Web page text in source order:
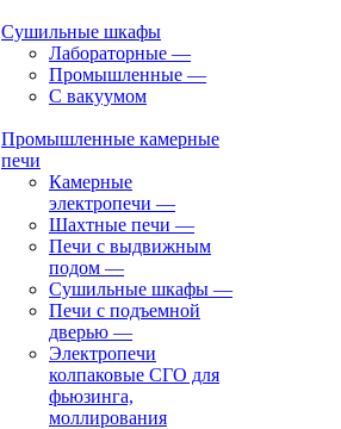
Сушильные шкафы
Лабораторные —
Промышленные —
С вакуумом
Промышленные камерные
печи
Камерные
электропечи —
Шахтные печи —
Печи с выдвижным
подом —
Сушильные шкафы —
Печи с подъемной
дверью —
Электропечи
колпаковые СГО для
фьюзинга,
моллирования